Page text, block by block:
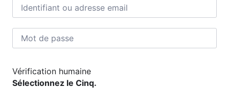
Vérification humaine
Sélectionnez le Cinq.